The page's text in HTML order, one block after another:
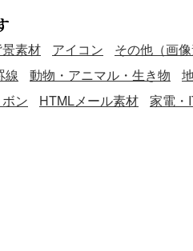
素材 アイコン その他（画像
線 動物・アニマル・生き物
ボン HTMLメール素材 家電・